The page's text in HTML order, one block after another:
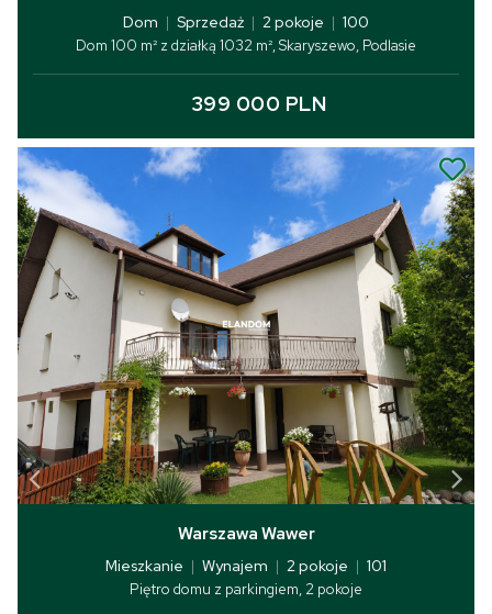
Dom | Sprzedaż | 2 pokoje | 100
Dom 100 m² z działką 1032 m², Skaryszewo, Podlasie
399 000 PLN
Warszawa Wawer
Mieszkanie | Wynajem | 2 pokoje | 101
Piętro domu z parkingiem, 2 pokoje